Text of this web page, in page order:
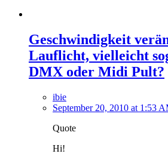
Geschwindigkeit
Lauflicht, vielleicht
DMX oder Midi Pult?
ibie
September 20, 2010 at 1:53
Quote
Hi!